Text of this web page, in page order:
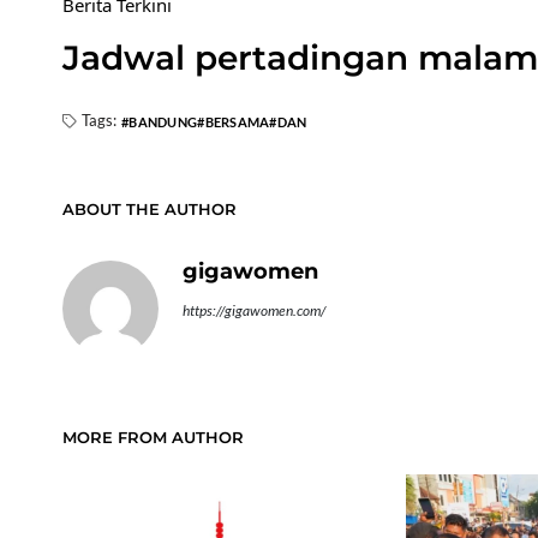
Berita Terkini
Jadwal pertadingan
Tags: BANDUNG BERSAMA DAN
ABOUT THE AUTHOR
gigawomen
https://gigawomen.com/
MORE FROM AUTHOR